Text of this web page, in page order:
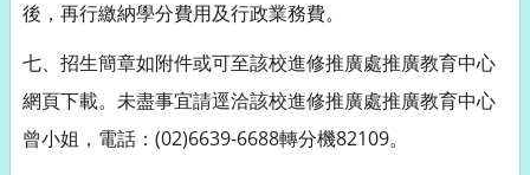
後，再行繳納學分費用及行政業務費。
七、招生簡章如附件或可至該校進修推廣處推廣教育中心
網頁下載。未盡事宜請逕洽該校進修推廣處推廣教育中心
曾小姐，電話：(02)6639-6688轉分機82109。